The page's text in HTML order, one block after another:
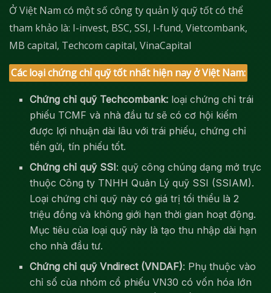
Ở Việt Nam có một số công ty quản lý quỹ tốt có thể
tham khảo là: I-invest, BSC, SSI, I-fund, Vietcombank,
MB capital, Techcom capital, VinaCapital
Các loại chứng chỉ quỹ tốt nhất hiện nay ở Việt Nam:
Chứng chỉ quỹ Techcombank: loại chứng chỉ trái
phiếu TCMF và nhà đầu tư sẽ có cơ hội kiếm
được lợi nhuận dài lâu với trái phiếu, chứng chỉ
tiền gửi, tín phiếu tốt.
Chứng chỉ quỹ SSI: quỹ công chúng dạng mở trực
thuộc Công ty TNHH Quản Lý quỹ SSI (SSIAM).
Loại chứng chỉ quỹ này có giá trị tối thiểu là 2
triệu đồng và không giới hạn thời gian hoạt động.
Mục tiêu của loại quỹ này là tạo thu nhập dài hạn
cho nhà đầu tư.
Chứng chỉ quỹ Vndirect (VNDAF): Phụ thuộc vào
chỉ số của nhóm cổ phiếu VN30 có vốn hóa lớn